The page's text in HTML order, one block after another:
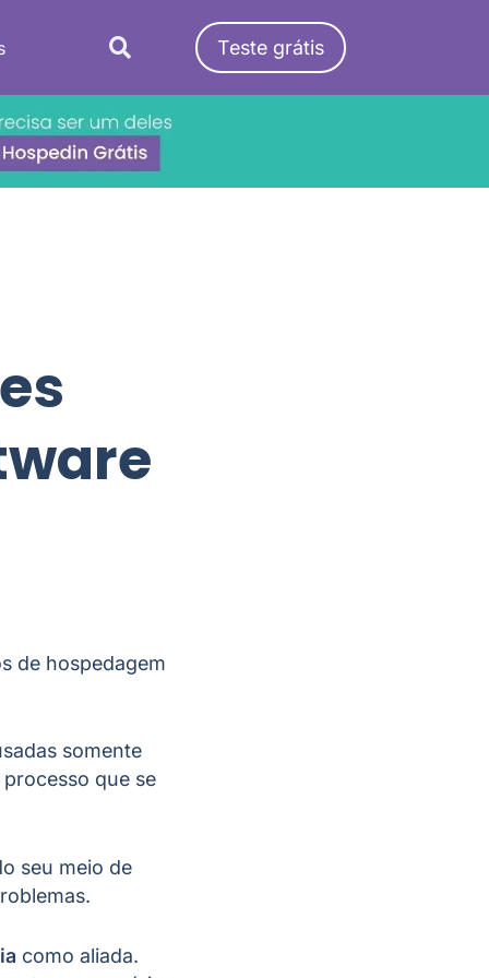
Teste grátis
de hospedagem
somente
que se
seu meio de
como aliada.